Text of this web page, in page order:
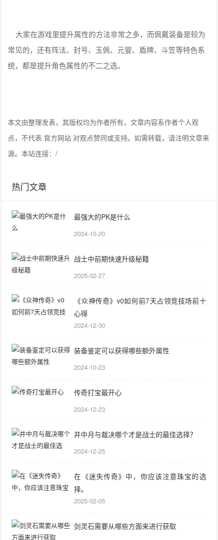
大家在游戏里提升属性的方法非常之多，而佩戴装备是较为
常见的，还有阵法、封号、玉佩、元婴、盾牌、斗笠等特色系
统，都是提升角色属性的不二之选。
本文由整理发表，其版权均为作者所有，文章内容系作者个人观
点，不代表 官方网站 对观点赞同或支持。如需转载，请注明文章来
源。本站连接：/
热门文章
最强大的PK是什么
2024-10-20
战士中前期快速升级秘籍
2025-02-27
《众神传奇》v0如何前7天占领竞技场前十
心得
2024-12-30
装备鉴定可以获得哪些额外属性
2024-10-23
传奇打宝最开心
2024-12-23
井中月与裁决哪个才是战士的最佳选择？
2024-12-25
在《迷失传奇》中，你应该注意珠宝的选
择。
2025-02-05
剑灵石需要从哪些方面来进行获取